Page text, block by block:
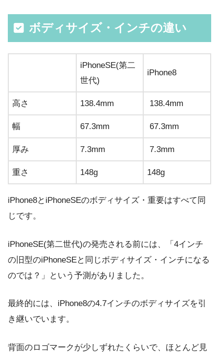
ボディサイズ・インチの違い
iPhoneSE(第二
世代)
iPhone8
高さ 138.4mm 138.4mm
幅 67.3mm 67.3mm
厚み 7.3mm 7.3mm
重さ 148g 148g
iPhone8とiPhoneSEのボディサイズ・重要はすべて同
じです。
iPhoneSE(第二世代)の発売される前には、「4インチ
の旧型のiPhoneSEと同じボディサイズ・インチになる
のでは？」という予測がありました。
最終的には、iPhone8の4.7インチのボディサイズを引
き継いでいます。
背面のロゴマークが少しずれたくらいで、ほとんど見